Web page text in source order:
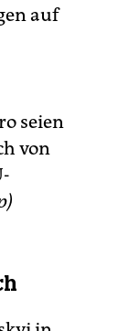
auf
seien
von